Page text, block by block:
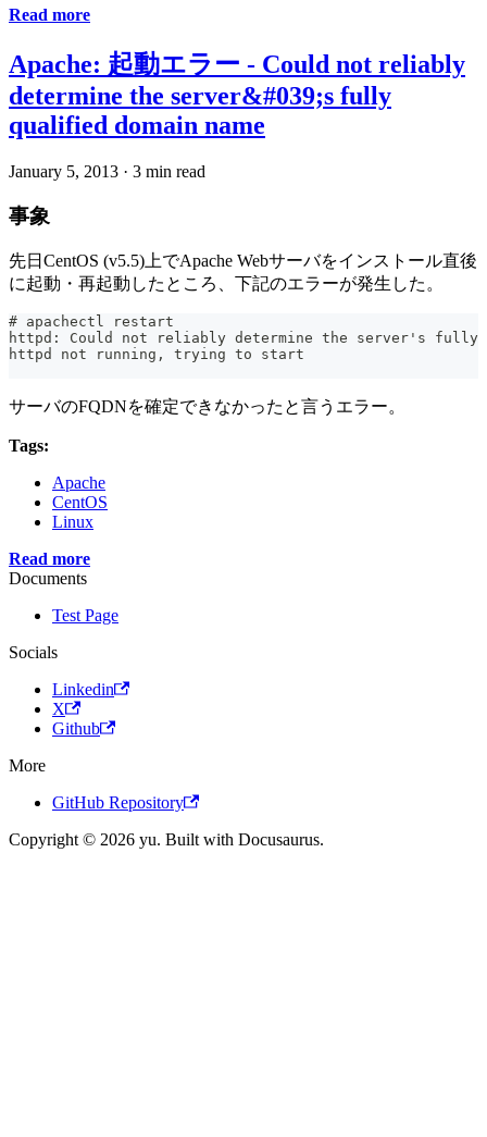
Read more
Apache: 起動エラー - Could not reliably
determine the server&#039;s fully
qualified domain name
January 5, 2013 · 3 min read
事象
先日CentOS (v5.5)上でApache Webサーバをインストール直後
に起動・再起動したところ、下記のエラーが発生した。
# apachectl restart
httpd: Could not reliably determine the server's fully
httpd not running, trying to start
サーバのFQDNを確定できなかったと言うエラー。
Tags:
Apache
CentOS
Linux
Read more
Documents
Test Page
Socials
Linkedin
X
Github
More
GitHub Repository
Copyright © 2026 yu. Built with Docusaurus.